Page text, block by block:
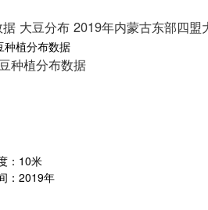
大豆分布 2019年内蒙古东部四盟
种植分布数据
： 10米
： 2019年